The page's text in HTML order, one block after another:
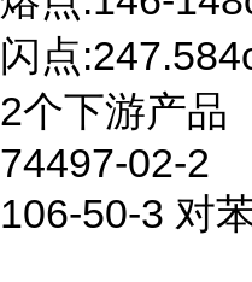
闪点
2个下游产品
74497-02-2
106-50-3 对